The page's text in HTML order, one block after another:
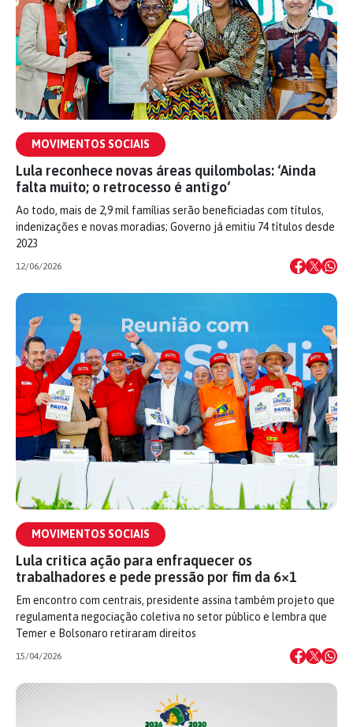
MOVIMENTOS SOCIAIS
Lula reconhece novas áreas quilombolas: ‘Ainda
falta muito; o retrocesso é antigo‘
Ao todo, mais de 2,9 mil famílias serão beneficiadas com títulos,
indenizações e novas moradias; Governo já emitiu 74 títulos desde
2023
12/06/2026
MOVIMENTOS SOCIAIS
Lula critica ação para enfraquecer os
trabalhadores e pede pressão por fim da 6×1
Em encontro com centrais, presidente assina também projeto que
regulamenta negociação coletiva no setor público e lembra que
Temer e Bolsonaro retiraram direitos
15/04/2026